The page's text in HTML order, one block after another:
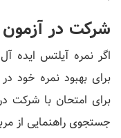
شرکت در
اگر نمره آیلتس ایده
برای بهبود نمره خود
برای امتحان با شرکت
جستجوی راهنمایی از